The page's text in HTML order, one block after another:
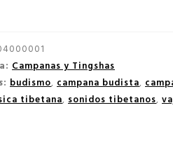
Campanas y Tingshas
budismo, campana budista,
tibetana, sonidos tibetanos,